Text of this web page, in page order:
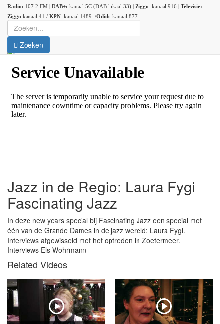
Radio: 107.2 FM | DAB+: kanaal 5C (DAB lokaal 33) | Ziggo kanaal 916 | Televisie:
Ziggo kanaal 41 / KPN kanaal 1489 /Odido kanaal 877
Zoeken
Jazz in de Regio: Laura Fygi
Fascinating Jazz
In deze new years special bij Fascinating Jazz een special met
één van de Grande Dames in de jazz wereld: Laura Fygi.
Interviews afgewisseld met het optreden in Zoetermeer.
Interviews Els Wohrmann
Related Videos